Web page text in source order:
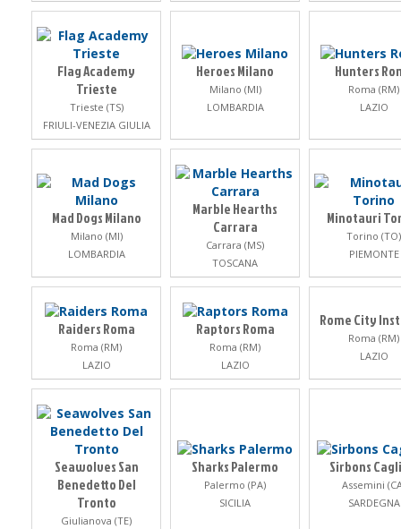
Flag Academy
Trieste
Trieste (TS)
FRIULI-VENEZIA GIULIA
Heroes Milano
Milano (MI)
LOMBARDIA
Hunters
Roma (RM)
LAZIO
Mad Dogs Milano
Milano (MI)
LOMBARDIA
Marble Hearths
Carrara
Carrara (MS)
TOSCANA
Minotauri
Torino (TO)
PIEMONTE
Raiders Roma
Roma (RM)
LAZIO
Raptors Roma
Roma (RM)
LAZIO
Rome City
Roma (RM)
LAZIO
Seawolves San
Benedetto Del
Tronto
Giulianova (TE)
Sharks Palermo
Palermo (PA)
SICILIA
Sirbons
Assemini
SARDEGNA